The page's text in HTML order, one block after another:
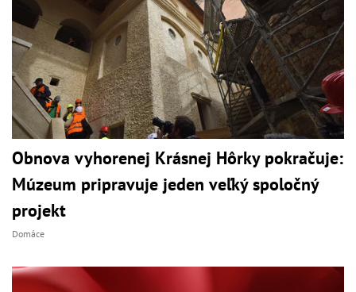
Obnova vyhorenej Krásnej Hôrky pokračuje:
Múzeum pripravuje jeden veľký spoločný
projekt
Domáce